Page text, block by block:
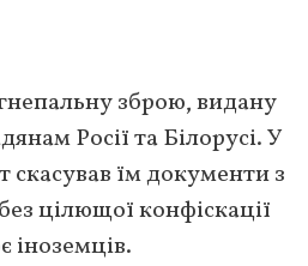
зброю, видану
Росії та Білорусі. У
скасував їм документи з
цілющої конфіскації